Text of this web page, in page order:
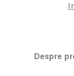
Despre